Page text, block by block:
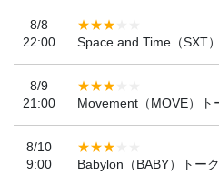
8/8
22:00
Space and Time（SXT
8/9
21:00
Movement（MOVE）ト
8/10
9:00
Babylon（BABY）トー